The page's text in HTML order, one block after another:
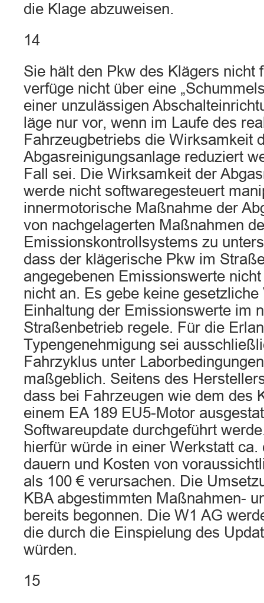
die Klage abzuweisen.
14
Sie hält den Pkw des Klägers nicht
verfüge nicht über eine
einer unzulässigen
läge nur vor, wenn im Laufe des
Fahrzeugbetriebs die Wirksamkeit
Abgasreinigungsanlage reduziert
Fall sei. Die Wirksamkeit der
werde nicht softwaregesteuert
innermotorische Maßnahme der
von nachgelagerten Maßnahmen
Emissionskontrollsystems zu
dass der klägerische Pkw im
angegebenen Emissionswerte
nicht an. Es gebe keine gesetzliche
Einhaltung der Emissionswerte im
Straßenbetrieb regele. Für die
Typengenehmigung sei
Fahrzyklus unter
maßgeblich. Seitens des
dass bei Fahrzeugen wie dem des
einem EA 189 EU5-Motor
Softwareupdate durchgeführt
hierfür würde in einer Werkstatt ca.
dauern und Kosten von
als 100 € verursachen. Die
KBA abgestimmten Maßnahmen-
bereits begonnen. Die W1 AG
die durch die Einspielung des
würden.
15